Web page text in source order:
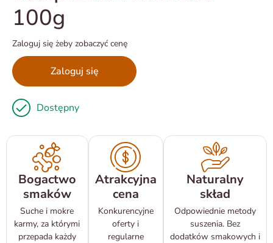
100g
Zaloguj się żeby zobaczyć cenę
Zaloguj się
Dostępny
Bogactwo
smaków
Suche i mokre
karmy, za którymi
przepada każdy
Atrakcyjna
cena
Konkurencyjne
oferty i
regularne
Naturalny
skład
Odpowiednie metody
suszenia. Bez
dodatków smakowych i